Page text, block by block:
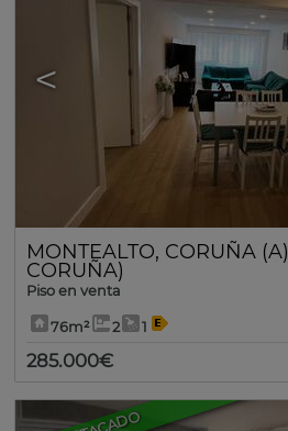
<
MONTEALTO, CORUÑA (A)
CORUÑA)
Piso en venta
76m² 2 1
285.000€